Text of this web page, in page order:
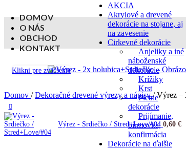
AKCIA
Akrylové a drevené
dekorácie na stojane, aj
na zavesenie
Cirkevné dekorácie
Anjeliky a iné
náboženské
dekorácie
Krížiky
Krst
Pietne
dekorácie
Prijímanie,
birmovka,
konfirmácia
Dekorácie na ďalšie
DOMOV
O NÁS
OBCHOD
KONTAKT
Klikni pre zväčšenie
Domov / Dekoračné drevené výrezy a nápisy/ Výrez –
Výrez - Srdiečko / Stred+Love/#04 0,60 €